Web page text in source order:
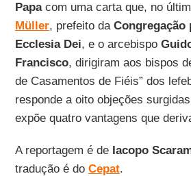
Papacom uma carta que, no
Müller, prefeito da Congregação
Ecclesia Dei, e o arcebispo
Francisco, dirigiram aos bispos
de Casamentos de Fiéis” dos
responde a oito objeções
expõe quatro vantagens que
A reportagem é de Iacopo
tradução é do Cepat.